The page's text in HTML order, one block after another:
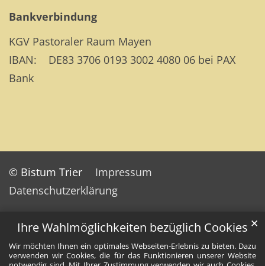
Ihre Wahlmöglichkeiten bezüglich Cookies
Wir möchten Ihnen ein optimales Webseiten-Erlebnis zu bieten. Dazu
verwenden wir Cookies, die für das Funktionieren unserer Website
✕
Bankverbindung
KGV Pastoraler Raum Mayen
IBAN: DE83 3706 0193 3002 4080 06 bei PAX
Bank
© Bistum Trier
Impressum
Datenschutzerklärung